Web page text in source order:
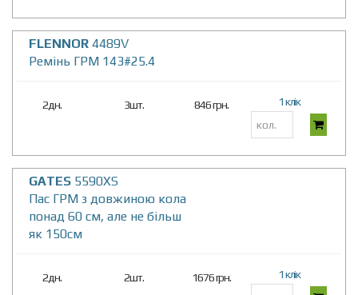
FLENNOR 4489V
Ремiнь ГРМ 143#25.4
2дн. 3шт. 846 грн. 1 клік
GATES 5590XS
Пас ГРМ з довжиною кола
понад 60 см, але не більш
як 150см
2дн. 2шт. 1676 грн. 1 клік